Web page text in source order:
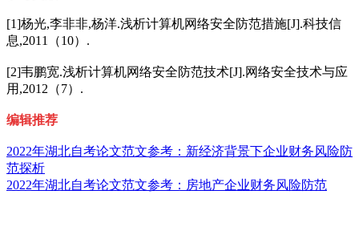
[1]杨光,李非非,杨洋.浅析计算机网络安全防范措施[J].科技信
息,2011（10）.
[2]韦鹏宽.浅析计算机网络安全防范技术[J].网络安全技术与应
用,2012（7）.
编辑推荐
2022年湖北自考论文范文参考：新经济背景下企业财务风险防
范探析
2022年湖北自考论文范文参考：房地产企业财务风险防范